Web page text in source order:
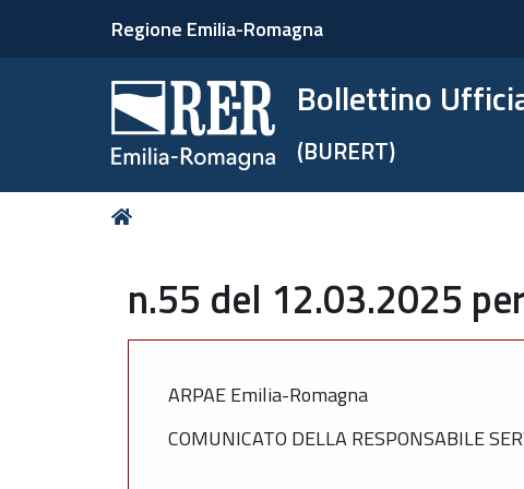
Regione Emilia-Romagna
Bollettino
(BURERT)
Tu
n.55 del 12.03.2025
ARPAE Emilia-Romagna
COMUNICATO DELLA RESPONSABILE